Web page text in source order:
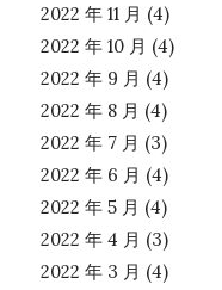
2022 年 11 月 (4)
2022 年 10 月 (4)
2022 年 9 月 (4)
2022 年 8 月 (4)
2022 年 7 月 (3)
2022 年 6 月 (4)
2022 年 5 月 (4)
2022 年 4 月 (3)
2022 年 3 月 (4)